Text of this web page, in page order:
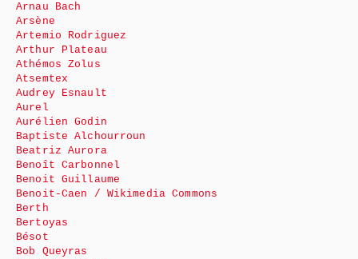
Arnau Bach
Arsène
Artemio Rodriguez
Arthur Plateau
Athémos Zolus
Atsemtex
Audrey Esnault
Aurel
Aurélien Godin
Baptiste Alchourroun
Beatriz Aurora
Benoît Carbonnel
Benoit Guillaume
Benoit-Caen / Wikimedia Commons
Berth
Bertoyas
Bésot
Bob Queyras